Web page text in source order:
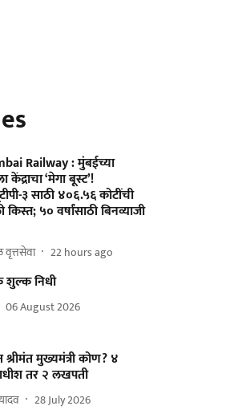
Railway : मुंबईच्या
केंद्राचा ‘मेगा बूस्ट’!
३ साठी ४०६.५६ कोटींची
किस्त; ५० वर्षांसाठी बिनव्याजी
22 hours ago
शुल्क निधी
06 August 2026
श्रीमंत मुख्यमंत्री कोण? ४
तर २ लखपती
28 July 2026